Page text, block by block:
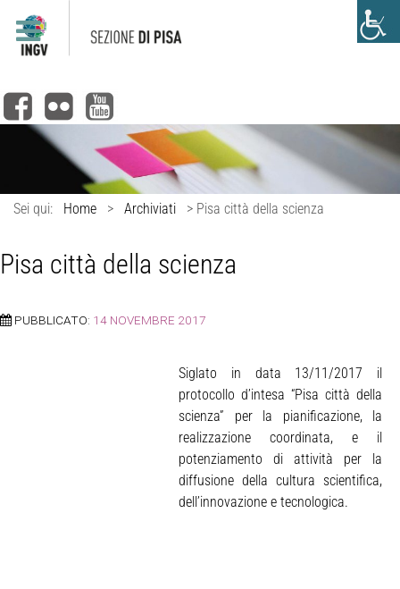
Sei qui: Home > Archiviati > Pisa città della scienza
Pisa città della scienza
PUBBLICATO: 14 NOVEMBRE 2017
Siglato in data 13/11/2017 il
protocollo d’intesa “Pisa città della
scienza” per la pianificazione, la
realizzazione coordinata, e il
potenziamento di attività per la
diffusione della cultura scientifica,
dell’innovazione e tecnologica.